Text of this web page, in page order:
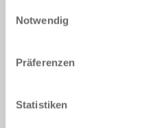
Notwendig
Präferenzen
Statistiken
Angebot anfordern
Technische Daten